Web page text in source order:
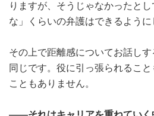
りますが、そうじゃなかったと
な」くらいの弁護はできるように
その上で距離感についてお話し
同じです。役に引っ張られるこ
こともありません。